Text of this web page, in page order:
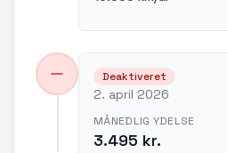
Deaktiveret
2. april 2026
MÅNEDLIG YDELSE
3.495 kr.